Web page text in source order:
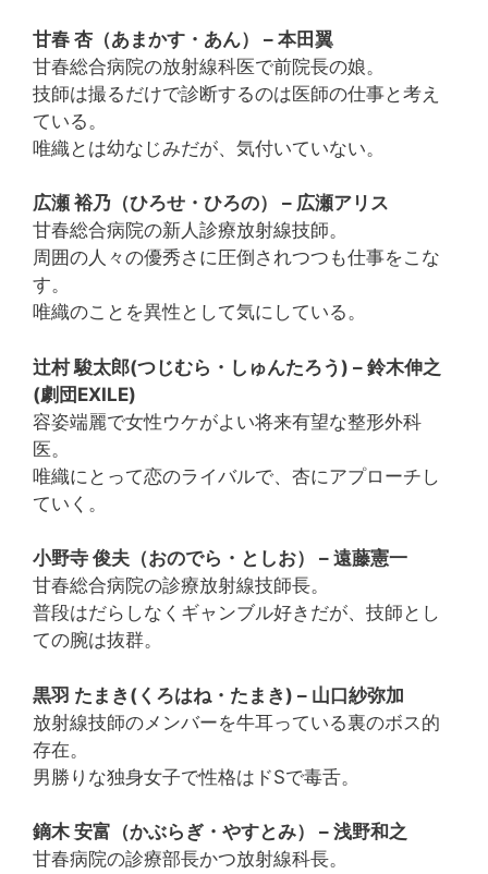
甘春 杏（あまかす・あん） – 本田翼
甘春総合病院の放射線科医で前院長の娘。
技師は撮るだけで診断するのは医師の仕事と考え
ている。
唯織とは幼なじみだが、気付いていない。
広瀬 裕乃（ひろせ・ひろの） – 広瀬アリス
甘春総合病院の新人診療放射線技師。
周囲の人々の優秀さに圧倒されつつも仕事をこな
す。
唯織のことを異性として気にしている。
辻村 駿太郎(つじむら・しゅんたろう) – 鈴木伸之
(劇団EXILE)
容姿端麗で女性ウケがよい将来有望な整形外科
医。
唯織にとって恋のライバルで、杏にアプローチし
ていく。
小野寺 俊夫（おのでら・としお） – 遠藤憲一
甘春総合病院の診療放射線技師長。
普段はだらしなくギャンブル好きだが、技師とし
ての腕は抜群。
黒羽 たまき(くろはね・たまき) – 山口紗弥加
放射線技師のメンバーを牛耳っている裏のボス的
存在。
男勝りな独身女子で性格はドSで毒舌。
鏑木 安富（かぶらぎ・やすとみ） – 浅野和之
甘春病院の診療部長かつ放射線科長。